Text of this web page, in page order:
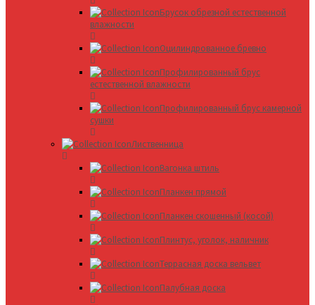
Брусок обрезной естественной
влажности
Оцилиндрованное бревно
Профилированный брус
естественной влажности
Профилированный брус камерной
сушки
Лиственница
Вагонка штиль
Планкен прямой
Планкен скошенный (косой)
Плинтус, уголок, наличник
Террасная доска вельвет
Палубная доска